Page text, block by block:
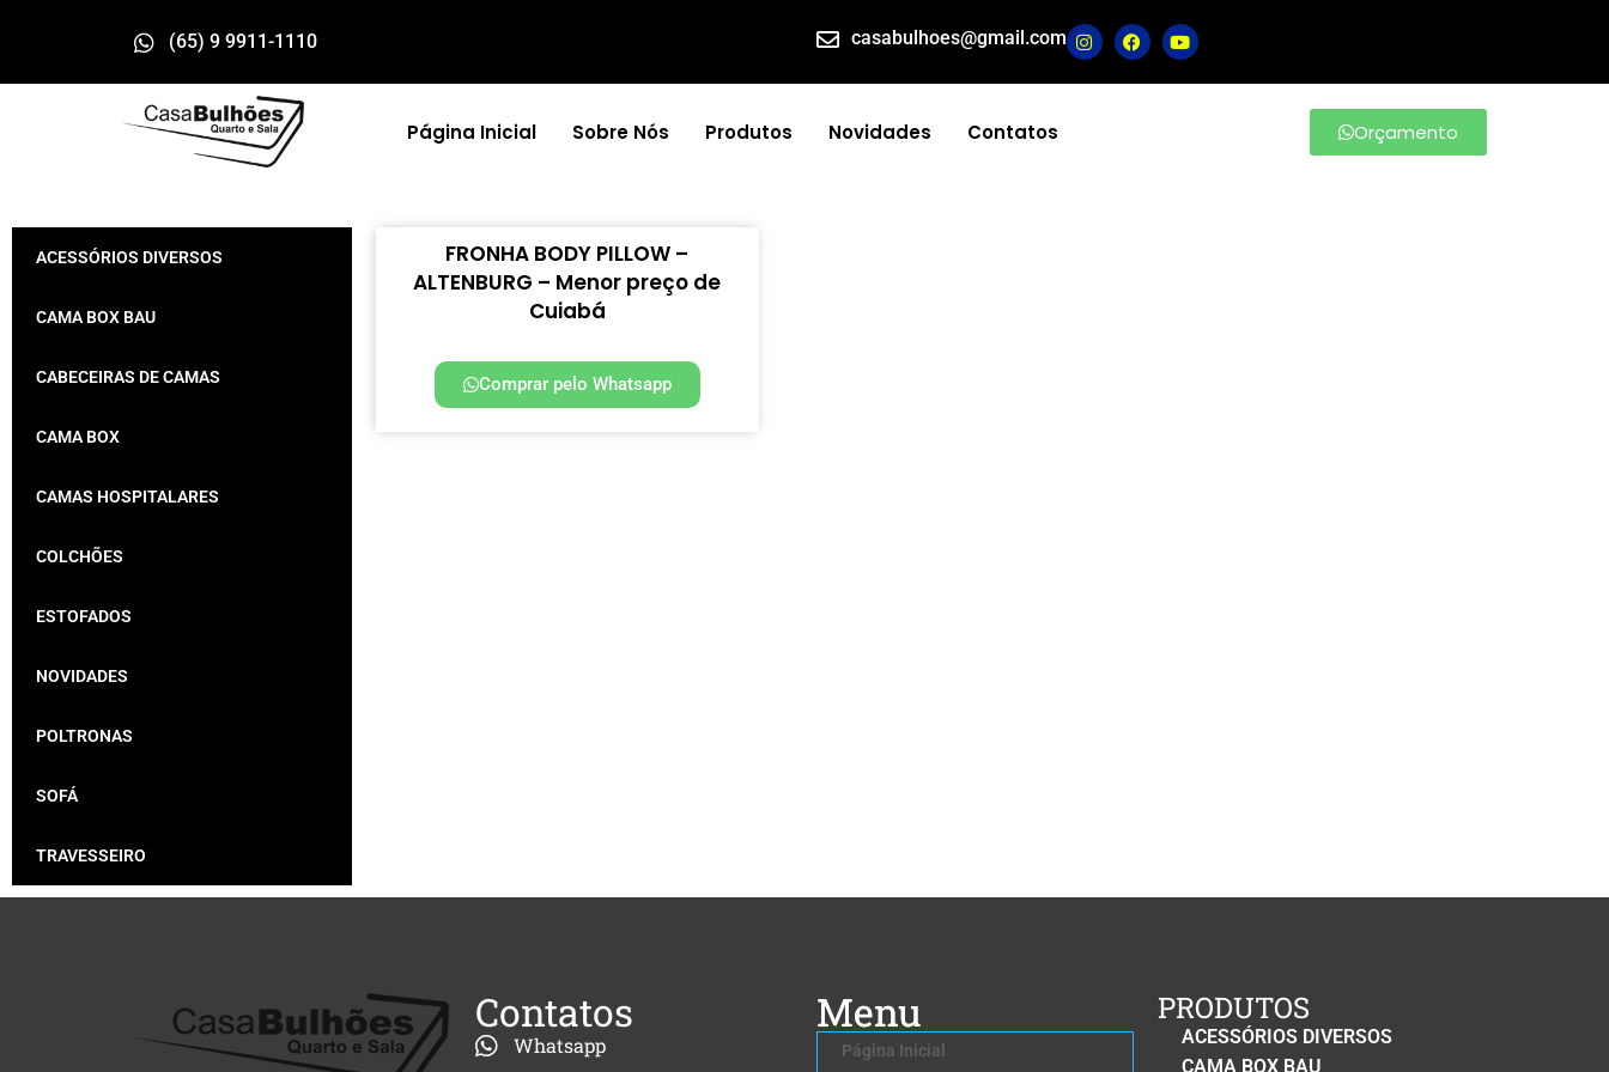
(65) 9 9911-1110 casabulhoes@gmail.com
Página Inicial Sobre Nós Produtos Novidades Contatos Orçamento
ACESSÓRIOS DIVERSOS
CAMA BOX BAU
CABECEIRAS DE CAMAS
CAMA BOX
CAMAS HOSPITALARES
COLCHÕES
ESTOFADOS
NOVIDADES
POLTRONAS
SOFÁ
TRAVESSEIRO
FRONHA BODY PILLOW –
ALTENBURG – Menor preço de
Cuiabá
Comprar pelo Whatsapp
Contatos
Whatsapp
Menu
Página Inicial
PRODUTOS
ACESSÓRIOS DIVERSOS
CAMA BOX BAU